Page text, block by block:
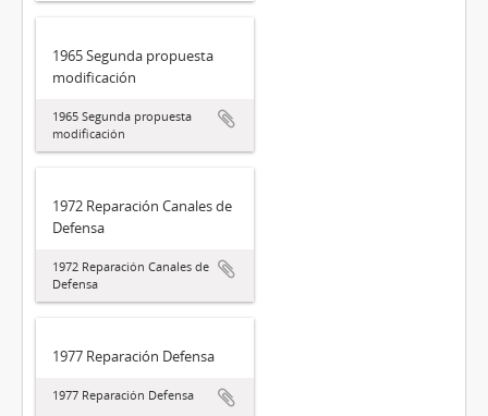
1965 Segunda propuesta
modificación
1965 Segunda propuesta
modificación
1972 Reparación Canales de
Defensa
1972 Reparación Canales de
Defensa
1977 Reparación Defensa
1977 Reparación Defensa